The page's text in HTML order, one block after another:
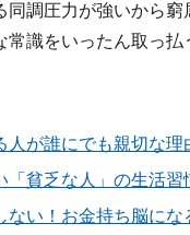
同調圧力が強いから
常識をいったん取っ
人が誰にでも親切な理
「貧乏な人」の生活習
ない！お金持ち脳にな